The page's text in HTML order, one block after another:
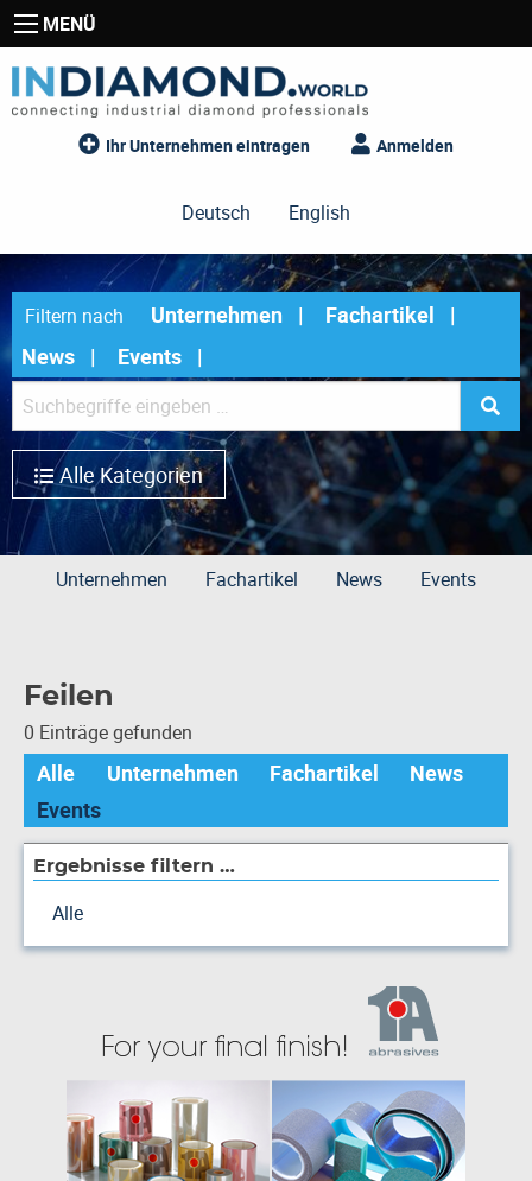
MENÜ
Ihr Unternehmen eintragen Anmelden
Deutsch English
Filtern nach Unternehmen
Fachartikel
News
Events
Alle Kategorien
Unternehmen Fachartikel News Events
Feilen
0 Einträge gefunden
Alle Unternehmen Fachartikel
News
Events
Ergebnisse filtern …
Alle